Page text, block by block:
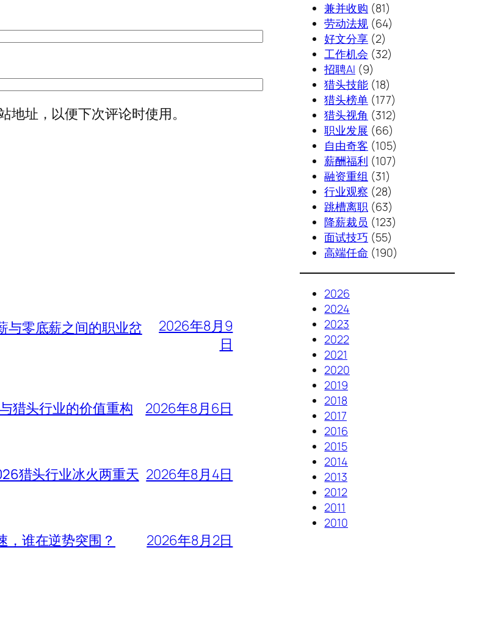
址，以便下次评论时使用。
与零底薪之间的职业岔
2026年8月9
日
猎头行业的价值重构 2026年8月6日
猎头行业冰火两重天 2026年8月4日
谁在逆势突围？ 2026年8月2日
兼并收购 (81)
劳动法规 (64)
好文分享 (2)
工作机会 (32)
招聘AI (9)
猎头技能 (18)
猎头榜单 (177)
猎头视角 (312)
职业发展 (66)
自由奇客 (105)
薪酬福利 (107)
融资重组 (31)
行业观察 (28)
跳槽离职 (63)
降薪裁员 (123)
面试技巧 (55)
高端任命 (190)
2026
2024
2023
2022
2021
2020
2019
2018
2017
2016
2015
2014
2013
2012
2011
2010